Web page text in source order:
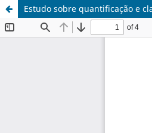
Estudo sobre quantificação e